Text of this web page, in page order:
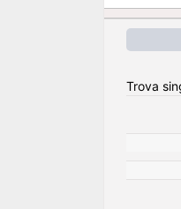
Trova